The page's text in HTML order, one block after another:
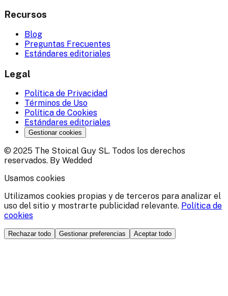
Recursos
Blog
Preguntas Frecuentes
Estándares editoriales
Legal
Política de Privacidad
Términos de Uso
Política de Cookies
Estándares editoriales
Gestionar cookies
© 2025 The Stoical Guy SL. Todos los derechos
reservados. By Wedded
Usamos cookies
Utilizamos cookies propias y de terceros para analizar el
uso del sitio y mostrarte publicidad relevante. Política de
cookies
Rechazar todo Gestionar preferencias Aceptar todo